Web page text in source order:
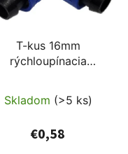
T-kus 16mm
rýchloupínacia
Skladom (>5 ks)
€0,58